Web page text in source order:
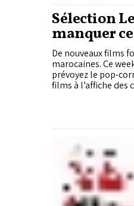
Sélection
manquer
De nouveaux films
marocaines. Ce
prévoyez le pop-
films à l’affiche des